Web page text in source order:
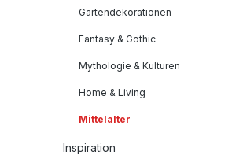
Gartendekorationen
Fantasy & Gothic
Mythologie & Kulturen
Home & Living
Mittelalter
Inspiration